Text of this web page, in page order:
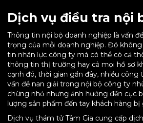
Dịch vụ điều tra nội
Thông tin nội bộ doanh nghiệp là vấn
trọng của mỗi doanh nghiệp. Đó
tin nhân lực công ty mà có thể có cả
thông tin thị trường hay cả mọi hồ sơ
cạnh đó, thời gian gần đây, nhiều công
vấn đề nan giải trong nội bộ công ty
chừng nhỏ nhưng ảnh hưởng đến cục
lượng sản phẩm đến tay khách hàng bị
Dịch vụ thám tử Tâm Gia cung cấp